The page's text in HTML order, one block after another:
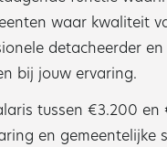
waar kwaliteit
detacheerder
bij jouw ervaring.
tussen €3.200
en gemeentelijke